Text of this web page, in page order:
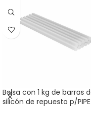
Bolsa con 1 kg de barras
silicón de repuesto p/